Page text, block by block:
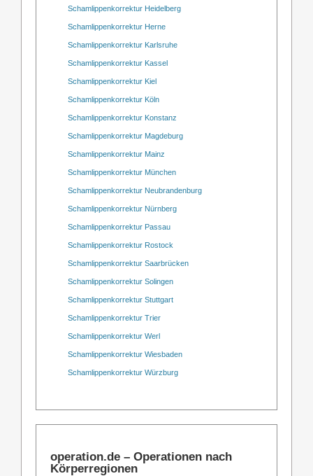
Schamlippenkorrektur Heidelberg
Schamlippenkorrektur Herne
Schamlippenkorrektur Karlsruhe
Schamlippenkorrektur Kassel
Schamlippenkorrektur Kiel
Schamlippenkorrektur Köln
Schamlippenkorrektur Konstanz
Schamlippenkorrektur Magdeburg
Schamlippenkorrektur Mainz
Schamlippenkorrektur München
Schamlippenkorrektur Neubrandenburg
Schamlippenkorrektur Nürnberg
Schamlippenkorrektur Passau
Schamlippenkorrektur Rostock
Schamlippenkorrektur Saarbrücken
Schamlippenkorrektur Solingen
Schamlippenkorrektur Stuttgart
Schamlippenkorrektur Trier
Schamlippenkorrektur Werl
Schamlippenkorrektur Wiesbaden
Schamlippenkorrektur Würzburg
operation.de – Operationen nach
Körperregionen